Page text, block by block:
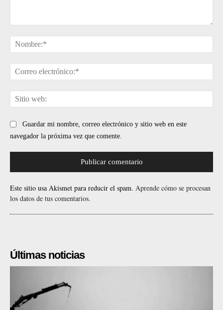
Guardar mi nombre, correo electrónico y sitio web en este
navegador la próxima vez que comente.
Este sitio usa Akismet para reducir el spam. Aprende cómo se procesan
los datos de tus comentarios.
Últimas noticias